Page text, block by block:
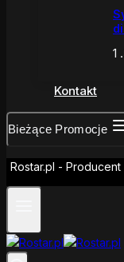
1
Kontakt
Bieżące Promocje
Rostar.pl -